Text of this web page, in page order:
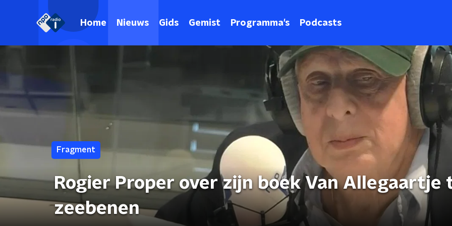
Home Nieuws Gids Gemist Programma's Podcasts
Fragment
Rogier Proper over zijn boek Van Allegaartje
zeebenen